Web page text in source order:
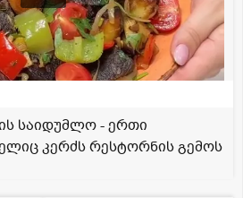
საიდუმლო - ერთი
კერძს რესტორნის გემოს